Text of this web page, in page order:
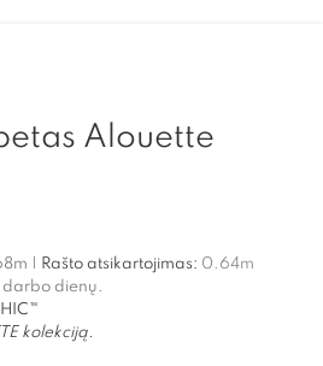
Alouette
| Rašto atsikartojimas: 0.64m
darbo dienų.
kolekciją.